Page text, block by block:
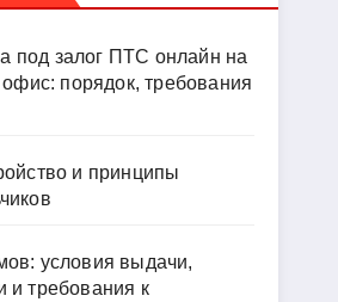
под залог ПТС онлайн на
офис: порядок, требования
и принципы
условия выдачи,
и требования к